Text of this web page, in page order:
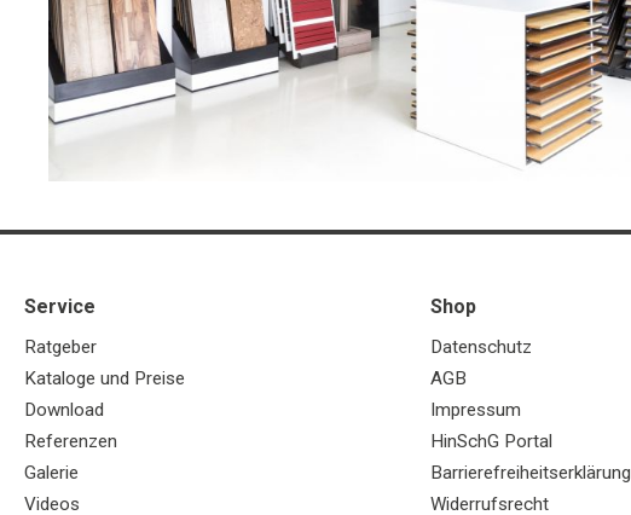
Service
Ratgeber
Kataloge und Preise
Download
Referenzen
Galerie
Videos
Shop
Datenschutz
AGB
Impressum
HinSchG Portal
Barrierefreiheitserklärung
Widerrufsrecht